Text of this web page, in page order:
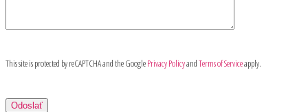
This site is protected by reCAPTCHA and the GooglePrivacy PolicyandTerms of Serviceapply.